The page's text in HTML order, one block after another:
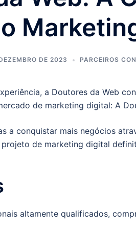
DE 2023 PARCEIROS
a Doutores da Web
de marketing digital: A
a conquistar mais negócios
projeto de marketing digital
altamente qualificados,